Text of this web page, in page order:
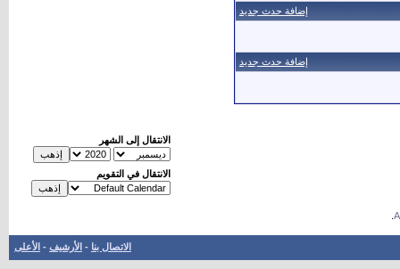
إضافة حدث جديد
إضافة حدث جديد
الانتقال إلى الشهر
الانتقال في التقويم
الاتصال بنا - الأرشيف - الأعلى